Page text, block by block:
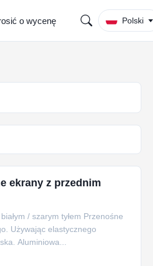
o wycenę Polski
ekrany z przednim
/ szarym tyłem Przenośne
Używając elastycznego
Aluminiowa...